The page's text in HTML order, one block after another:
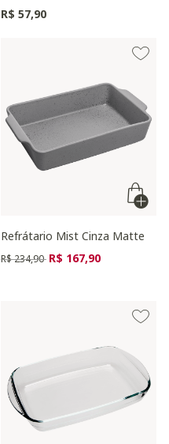
R$ 57,90
Refrátario Mist Cinza Matte
Preço reduzido de
R$ 234,90 para
R$ 167,90